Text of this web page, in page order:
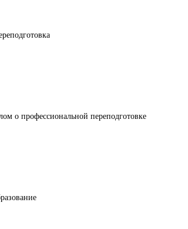
о профессиональной переподготовке